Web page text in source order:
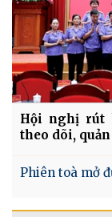
Hội nghị rút
theo dõi,
Phiên toà mở